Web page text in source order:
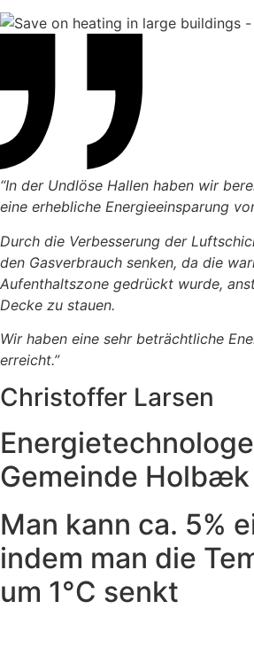
“In der Undlöse Hallen haben wir
eine erhebliche Energieeinsparung
Durch die Verbesserung der
den Gasverbrauch senken, da die
Aufenthaltszone gedrückt wurde,
Decke zu stauen.
Wir haben eine sehr beträchtliche
erreicht.”
Christoffer Larsen
Gemeinde Holbæk
Man kann ca. 5%
indem man die
um 1°C senkt